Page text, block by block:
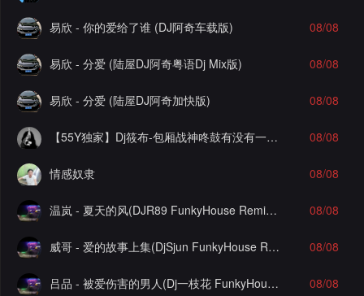
易欣 - 你的爱给了谁 (DJ阿奇车载版) 08/08
易欣 - 分爱 (陆屋DJ阿奇粤语Dj Mix版) 08/08
易欣 - 分爱 (陆屋DJ阿奇加快版) 08/08
【55Y独家】Dj筱布-包厢战神咚鼓有没有一首歌让你想起我FunkyHouse串烧 08/08
情感奴隶 08/08
温岚 - 夏天的风(DJR89 FunkyHouse Remix)Q鼓-DJ文少Edit 08/08
威哥 - 爱的故事上集(DjSjun FunkyHouse Remix)Q鼓-DJ文少Edit 08/08
吕品 - 被爱伤害的男人(Dj一枝花 FunkyHouse Remix)空灵鼓-DJ文少Edit 08/08